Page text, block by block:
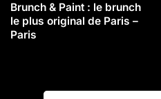
Brunch & Paint : le brunch
le plus original de Paris –
Paris